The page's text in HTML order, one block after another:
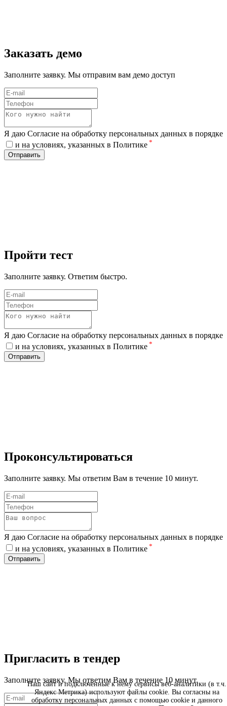
Наш сайт и подключенные к нему сервисы веб-аналитики (в т.ч.
Яндекс Метрика) используют файлы cookie. Вы согласны на
обработку персональных данных с помощью cookie и данного
Заказать демо
Заполните заявку. Мы отправим вам демо доступ
Я даю Согласие на обработку персональных данных в порядке
и на условиях, указанных в Политике *
Отправить
Пройти тест
Заполните заявку. Ответим быстро.
Я даю Согласие на обработку персональных данных в порядке
и на условиях, указанных в Политике *
Отправить
Проконсультироваться
Заполните заявку. Мы ответим Вам в течение 10 минут.
Я даю Согласие на обработку персональных данных в порядке
и на условиях, указанных в Политике *
Отправить
Пригласить в тендер
Заполните заявку. Мы ответим Вам в течение 10 минут.